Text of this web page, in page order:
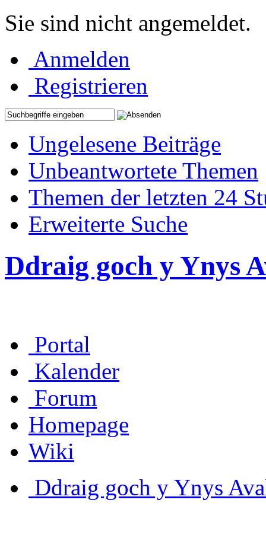
Sie sind nicht angemeldet.
Anmelden
Registrieren
Ungelesene Beiträge
Unbeantwortete Themen
Themen der letzten 24
Erweiterte Suche
Ddraig goch y Ynys
Portal
Kalender
Forum
Homepage
Wiki
Ddraig goch y Ynys